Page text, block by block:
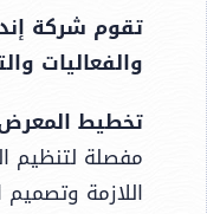
تقوم شركة
والفعاليات
تخطيط
مفصلة لتنظيم
اللازمة